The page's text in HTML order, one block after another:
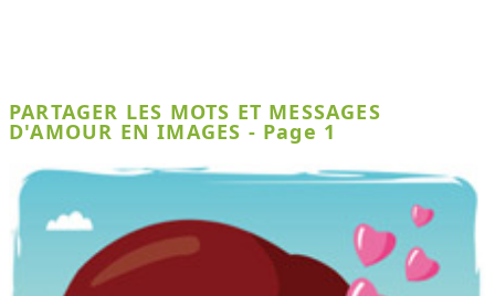
PARTAGER LES MOTS ET MESSAGES
D'AMOUR EN IMAGES - Page 1